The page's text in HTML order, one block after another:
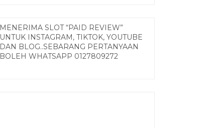
MENERIMA SLOT “PAID REVIEW”
UNTUK INSTAGRAM, TIKTOK, YOUTUBE
DAN BLOG..SEBARANG PERTANYAAN
BOLEH WHATSAPP 0127809272